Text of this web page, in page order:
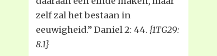
zelf zal het bestaan in
eeuwigheid.” Daniel 2: 44. {1TG29:
8.1}